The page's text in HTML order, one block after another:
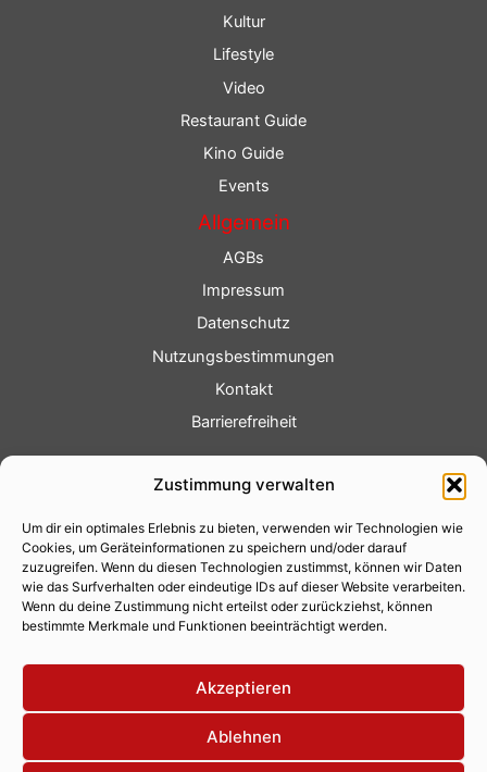
Zustimmung verwalten
Um dir ein optimales Erlebnis zu bieten, verwenden wir Technologien wie
Cookies, um Geräteinformationen zu speichern und/oder darauf
zuzugreifen. Wenn du diesen Technologien zustimmst, können wir Daten
wie das Surfverhalten oder eindeutige IDs auf dieser Website verarbeiten.
Wenn du deine Zustimmung nicht erteilst oder zurückziehst, können
bestimmte Merkmale und Funktionen beeinträchtigt werden.
Akzeptieren
Ablehnen
Kultur
Lifestyle
Video
Restaurant Guide
Kino Guide
Events
Allgemein
AGBs
Impressum
Datenschutz
Nutzungsbestimmungen
Kontakt
Barrierefreiheit
Fotoservice
Videoservice
Werbung
Contenterstellung
Lokalnachrichten
Lokalfernsehen
Eventkalender